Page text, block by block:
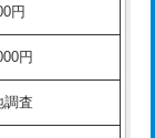
円
円
調査